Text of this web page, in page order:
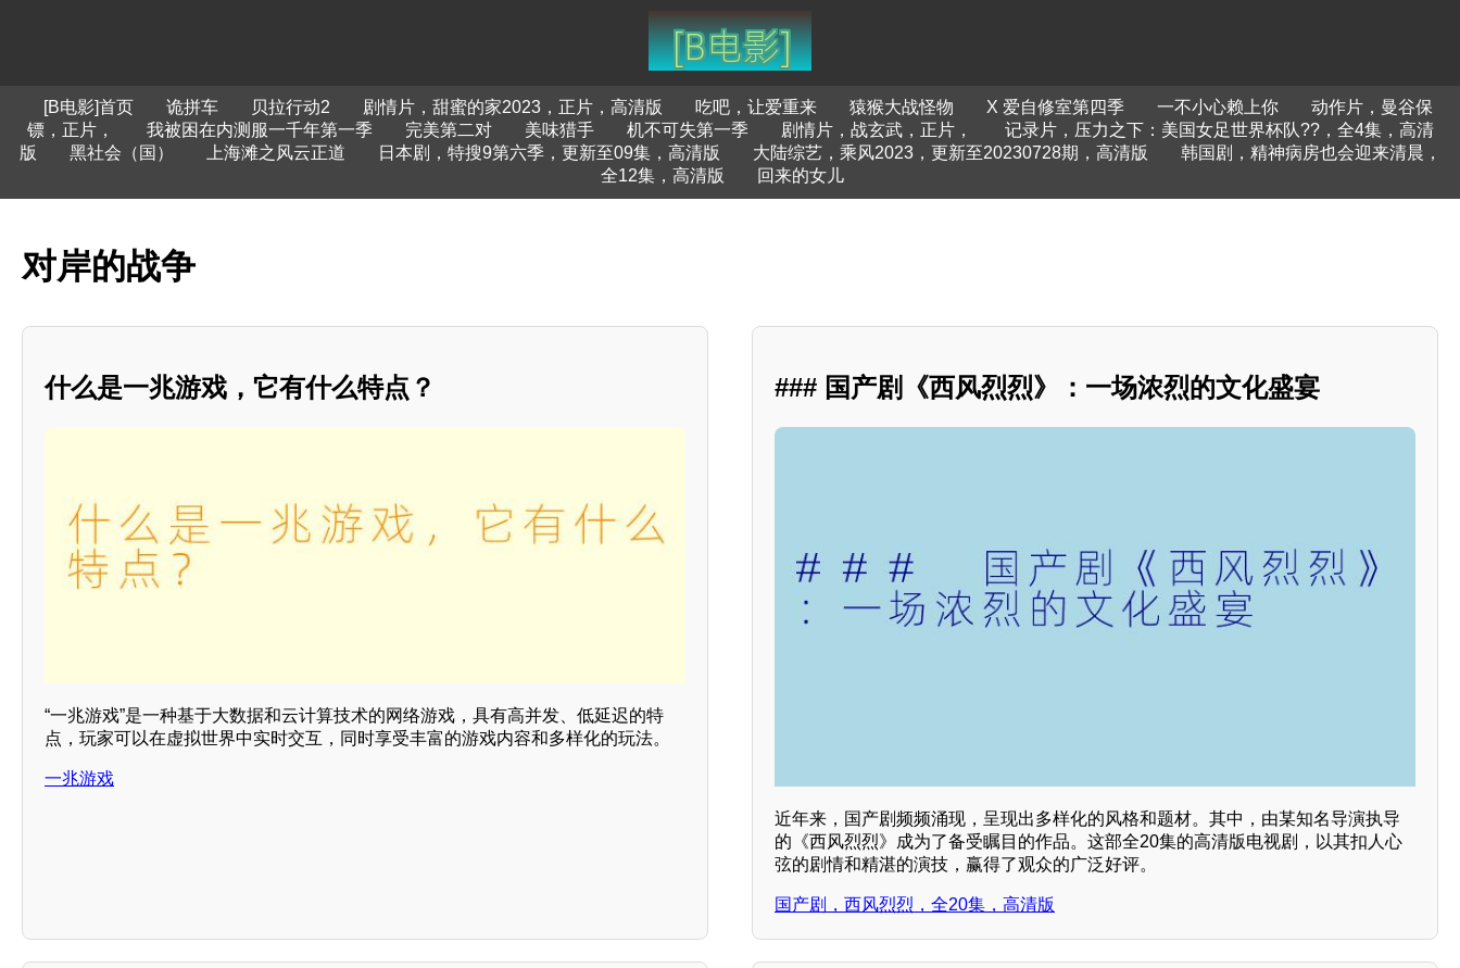
[B电影]首页 诡拼车 贝拉行动2 剧情片，甜蜜的家2023，正片，高清版 吃吧，让爱重来 猿猴大战怪物 X 爱自修室第四季 一不小心赖上你
动作片，曼谷保
镖，正片，
我被困在内测服一千年第一季 完美第二对 美味猎手 机不可失第一季 剧情片，战玄武，正片，
记录片，压力之下：美国女足世界杯队??，全4集，高清
版
黑社会（国） 上海滩之风云正道 日本剧，特搜9第六季，更新至09集，高清版 大陆综艺，乘风2023，更新至20230728期，高清版
韩国剧，精神病房也会迎来清晨，
全12集，高清版
回来的女儿
对岸的战争
什么是一兆游戏，它有什么特点？
“一兆游戏”是一种基于大数据和云计算技术的网络游戏，具有高并发、低延迟的特
点，玩家可以在虚拟世界中实时交互，同时享受丰富的游戏内容和多样化的玩法。
一兆游戏
### 国产剧《西风烈烈》：一场浓烈的文化盛宴
近年来，国产剧频频涌现，呈现出多样化的风格和题材。其中，由某知名导演执导
的《西风烈烈》成为了备受瞩目的作品。这部全20集的高清版电视剧，以其扣人心
弦的剧情和精湛的演技，赢得了观众的广泛好评。
国产剧，西风烈烈，全20集，高清版